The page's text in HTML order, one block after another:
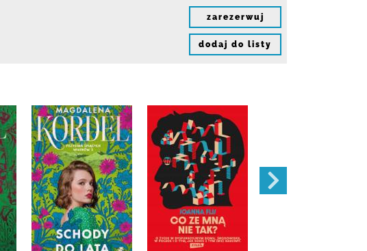
zarezerwuj
dodaj do listy